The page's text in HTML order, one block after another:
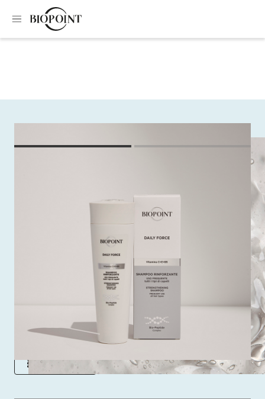
Strenghtening
shampo
It cleanses the skin and hair and hydrates and strengthens
the hair fibre, making it the go-to solution for all hair types
weakened by frequent washing.
Size 200 ML
ACQUISTA